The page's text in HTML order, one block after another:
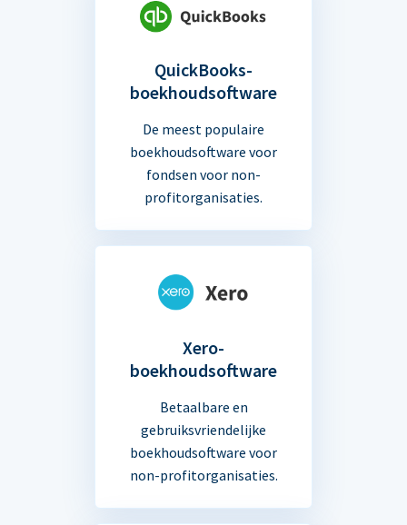
QuickBooks-
boekhoudsoftware
De meest populaire
boekhoudsoftware voor
fondsen voor non-
profitorganisaties.
Xero-
boekhoudsoftware
Betaalbare en
gebruiksvriendelijke
boekhoudsoftware voor
non-profitorganisaties.